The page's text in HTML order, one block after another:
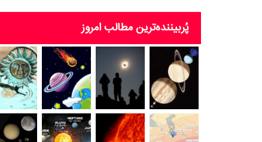
پُربیننده‌ترین‌ مطالب امروز